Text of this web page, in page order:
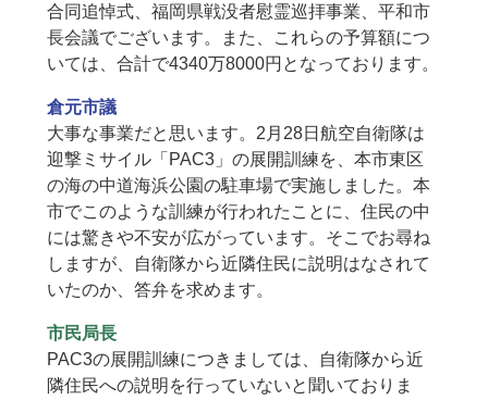
合同追悼式、福岡県戦没者慰霊巡拝事業、平和市
長会議でございます。また、これらの予算額につ
いては、合計で4340万8000円となっております。
倉元市議
大事な事業だと思います。2月28日航空自衛隊は
迎撃ミサイル「PAC3」の展開訓練を、本市東区
の海の中道海浜公園の駐車場で実施しました。本
市でこのような訓練が行われたことに、住民の中
には驚きや不安が広がっています。そこでお尋ね
しますが、自衛隊から近隣住民に説明はなされて
いたのか、答弁を求めます。
市民局長
PAC3の展開訓練につきましては、自衛隊から近
隣住民への説明を行っていないと聞いておりま